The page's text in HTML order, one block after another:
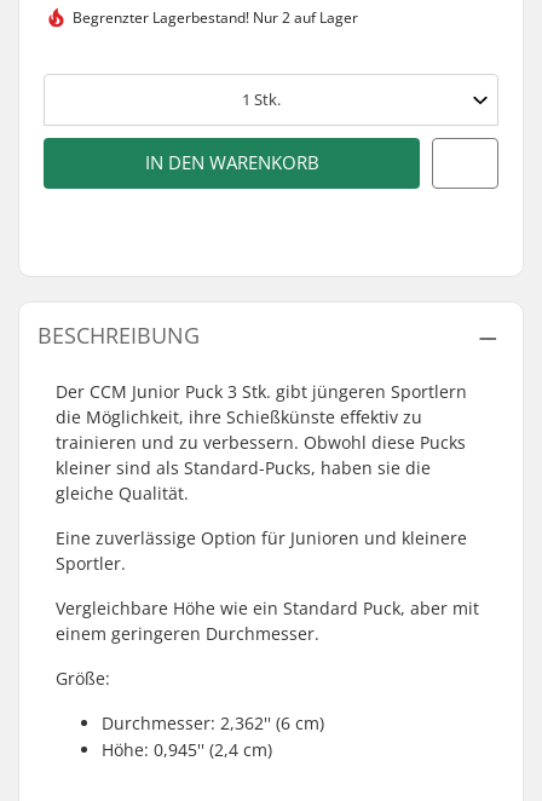
Begrenzter Lagerbestand! Nur 2 auf Lager
1 Stk.
IN DEN WARENKORB
BESCHREIBUNG
Der CCM Junior Puck 3 Stk. gibt jüngeren Sportlern
die Möglichkeit, ihre Schießkünste effektiv zu
trainieren und zu verbessern. Obwohl diese Pucks
kleiner sind als Standard-Pucks, haben sie die
gleiche Qualität.
Eine zuverlässige Option für Junioren und kleinere
Sportler.
Vergleichbare Höhe wie ein Standard Puck, aber mit
einem geringeren Durchmesser.
Größe:
Durchmesser: 2,362'' (6 cm)
Höhe: 0,945'' (2,4 cm)